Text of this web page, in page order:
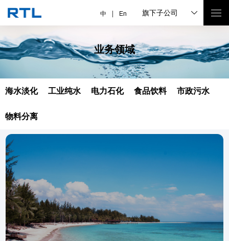
中 En 旗下子公司
业务领域
海水淡化 工业纯水 电力石化 食品饮料 市政污水
物料分离